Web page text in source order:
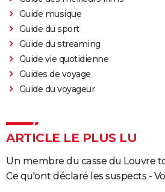
Guide musique
Guide du sport
Guide du streaming
Guide vie quotidienne
Guides de voyage
Guide du voyageur
ARTICLE LE PLUS LU
Un membre du casse du Louvre
Ce qu'ont déclaré les suspects -